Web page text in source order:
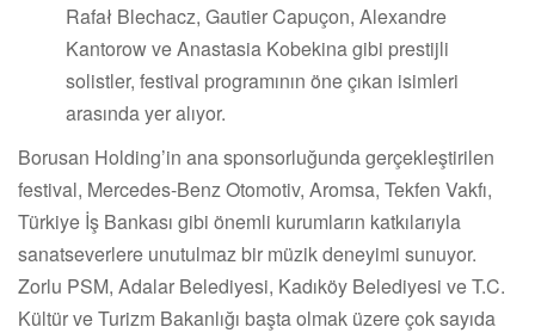
Rafał Blechacz, Gautier Capuçon, Alexandre
Kantorow ve Anastasia Kobekina gibi prestijli
solistler, festival programının öne çıkan isimleri
arasında yer alıyor.
Borusan Holding’in ana sponsorluğunda gerçekleştirilen
festival, Mercedes-Benz Otomotiv, Aromsa, Tekfen Vakfı,
Türkiye İş Bankası gibi önemli kurumların katkılarıyla
sanatseverlere unutulmaz bir müzik deneyimi sunuyor.
Zorlu PSM, Adalar Belediyesi, Kadıköy Belediyesi ve T.C.
Kültür ve Turizm Bakanlığı başta olmak üzere çok sayıda